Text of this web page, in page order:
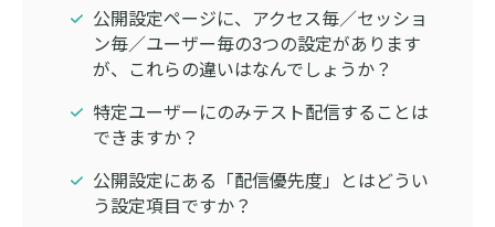
公開設定ページに、アクセス毎／セッショ
ン毎／ユーザー毎の3つの設定があります
が、これらの違いはなんでしょうか？
特定ユーザーにのみテスト配信することは
できますか？
公開設定にある「配信優先度」とはどうい
う設定項目ですか？